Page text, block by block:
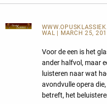
WAL | MARCH 25,
Voor de een is het
ander halfvol, maar
luisteren naar wat
avondvulle opera
betreft, het